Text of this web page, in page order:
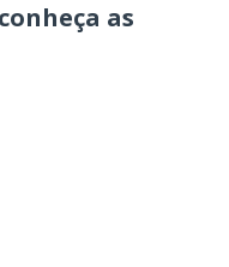
as